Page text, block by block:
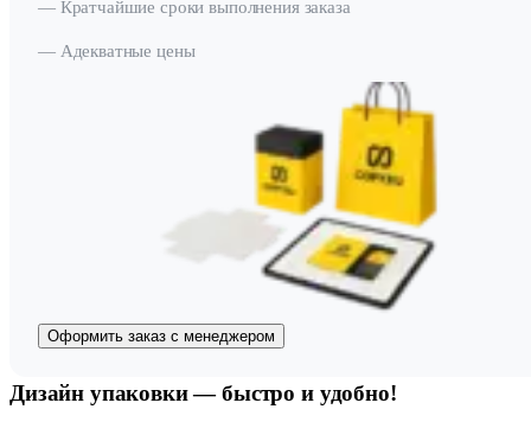
— Кратчайшие сроки выполнения заказа
— Адекватные цены
Оформить заказ с менеджером
Дизайн упаковки — быстро и удобно!